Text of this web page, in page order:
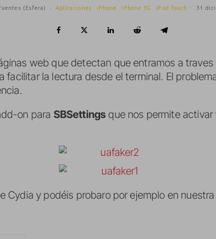
(Esfera) · Aplicaciones iPhone iPhone 3G iPod Touch · 31
web que detectan que entramos a traves
facilitar la lectura desde el terminal. El
on para SBSettings que nos permite
Cydia y podéis probaro por ejemplo en